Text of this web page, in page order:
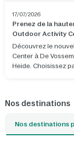
17/07/2026
Prenez de la
Outdoor Activity
Vossemeren et
ouvert
Découvrez le
Center à De
Heide. Choisissez
Nos destinations
Nos destinations